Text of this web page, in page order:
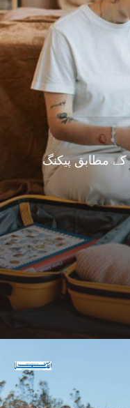
مطابق پیکنگ